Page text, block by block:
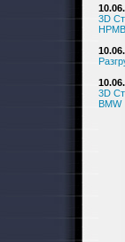
3D
3D
BMW